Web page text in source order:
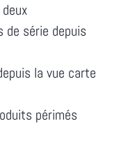
de série depuis
la vue carte
périmés